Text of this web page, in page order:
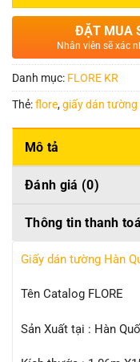
ĐẶT MUA
Nhân viên sẽ xác
Danh mục: FLORE KR
Thẻ:flore,giấy dán tường
Mô tả
Đánh giá (0)
Thông tin thanh
Giấy dán tường Hàn
Tên Catalog FLORE
Sản Xuất tại : Hàn